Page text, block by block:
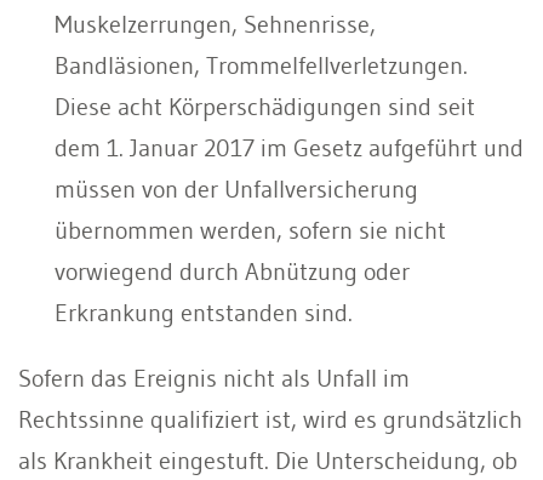
Muskelzerrungen, Sehnenrisse,
Bandläsionen, Trommelfellverletzungen.
Diese acht Körperschädigungen sind seit
dem 1. Januar 2017 im Gesetz aufgeführt und
müssen von der Unfallversicherung
übernommen werden, sofern sie nicht
vorwiegend durch Abnützung oder
Erkrankung entstanden sind.
Sofern das Ereignis nicht als Unfall im
Rechtssinne qualifiziert ist, wird es grundsätzlich
als Krankheit eingestuft. Die Unterscheidung, ob